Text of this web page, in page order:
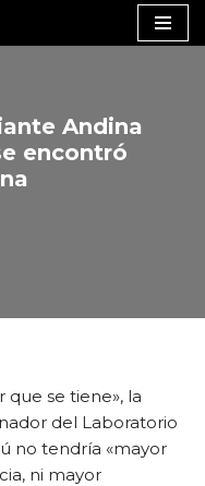
Andina
encontró
se tiene», la
del Laboratorio
no tendría «mayor
ni mayor